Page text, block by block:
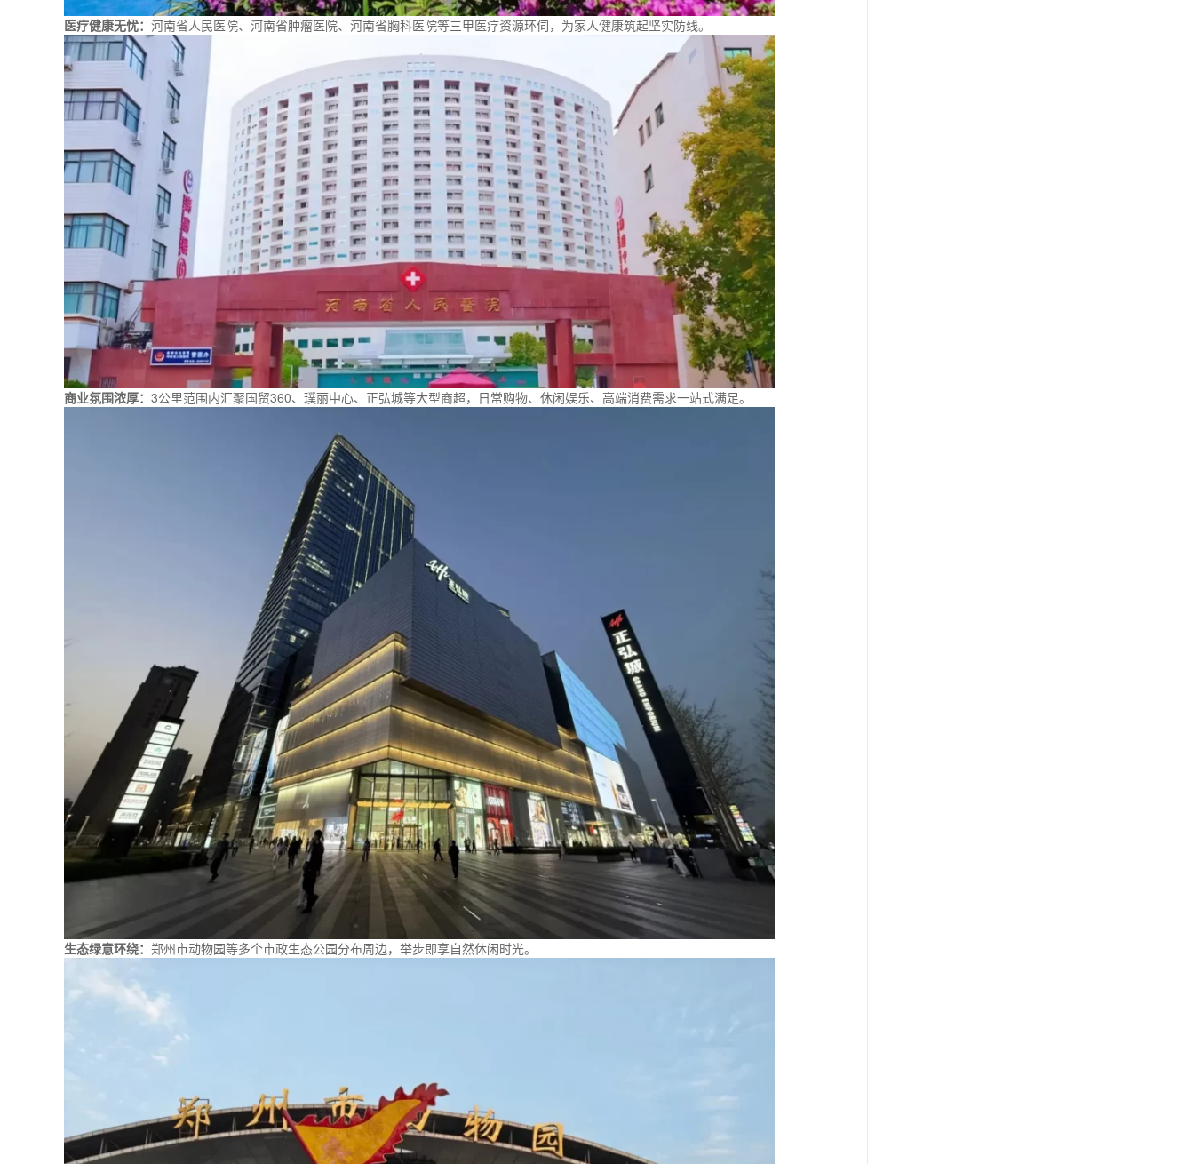
医疗健康无忧： 河南省人民医院、河南省肿瘤医院、河南省胸科医院等三甲医疗资源环伺，为家人健康筑起坚实防线。
商业氛围浓厚： 3公里范围内汇聚国贸360、璞丽中心、正弘城等大型商超，日常购物、休闲娱乐、高端消费需求一站式满足。
生态绿意环绕： 郑州市动物园等多个市政生态公园分布周边，举步即享自然休闲时光。